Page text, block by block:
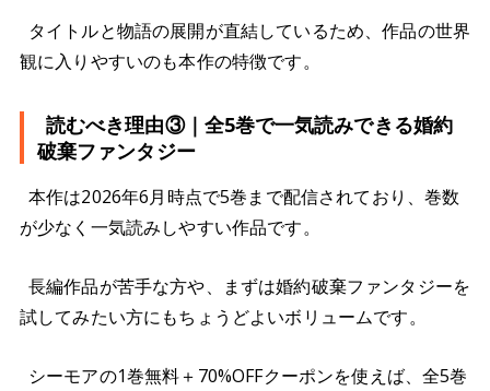
タイトルと物語の展開が直結しているため、作品の世界
観に入りやすいのも本作の特徴です。
読むべき理由③｜全5巻で一気読みできる婚約
破棄ファンタジー
本作は2026年6月時点で5巻まで配信されており、巻数
が少なく一気読みしやすい作品です。
長編作品が苦手な方や、まずは婚約破棄ファンタジーを
試してみたい方にもちょうどよいボリュームです。
シーモアの1巻無料＋70%OFFクーポンを使えば、全5巻